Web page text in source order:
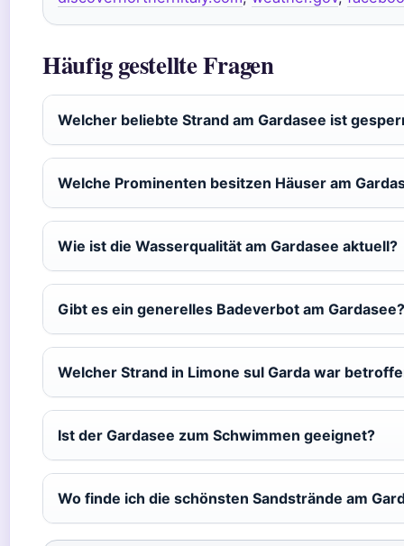
Häufig gestellte Fragen
Welcher beliebte Strand am Gardasee ist
Welche Prominenten besitzen Häuser am
Wie ist die Wasserqualität am Gardasee aktuell?
Gibt es ein generelles Badeverbot am Gardasee?
Welcher Strand in Limone sul Garda war
Ist der Gardasee zum Schwimmen geeignet?
Wo finde ich die schönsten Sandstrände am